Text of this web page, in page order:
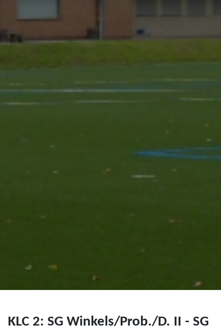
KLC 2: SG Winkels/Prob./D. II - SG